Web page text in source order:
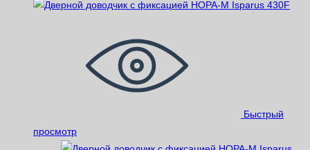
Быстрый
просмотр